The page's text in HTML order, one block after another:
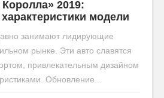
2019:
модели
занимают лидирующие
рынке. Эти авто славятся
привлекательным дизайном
Обновление...